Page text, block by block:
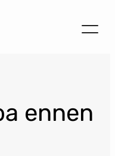
ennen